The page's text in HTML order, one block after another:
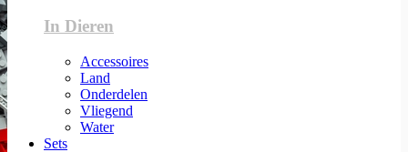
In Dieren
Accessoires
Land
Onderdelen
Vliegend
Water
Sets